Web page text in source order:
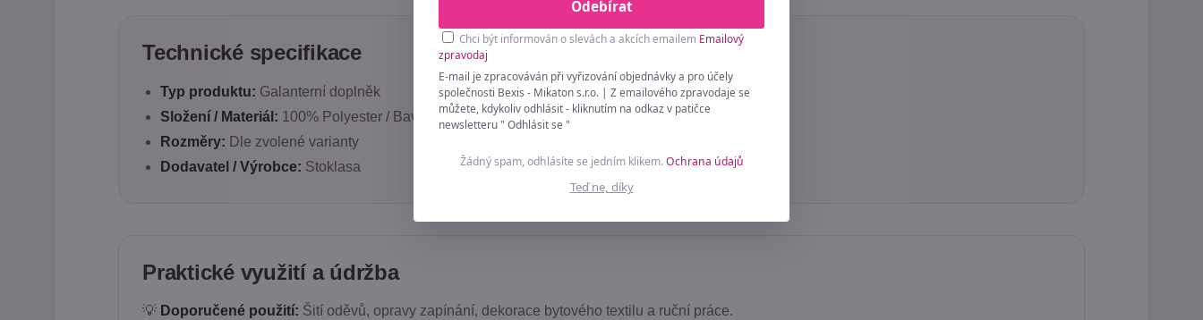
Technické specifikace
Typ produktu: Galanterní doplněk
Složení / Materiál: 100% Polyester / Bavlna / Plast / Kov
Rozměry: Dle zvolené varianty
Dodavatel / Výrobce: Stoklasa
Praktické využití a údržba
💡 Doporučené použití: Šití oděvů, opravy zapínání, dekorace bytového textilu a ruční práce.
Odebírat
Chci být informován o slevách a akcích emailem Emailový
zpravodaj
E-mail je zpracováván při vyřizování objednávky a pro účely
společnosti Bexis - Mikaton s.r.o. | Z emailového zpravodaje se
můžete, kdykoliv odhlásit - kliknutím na odkaz v patičce
newsletteru " Odhlásit se "
Žádný spam, odhlásíte se jedním klikem.Ochrana údajů
Teď ne, díky